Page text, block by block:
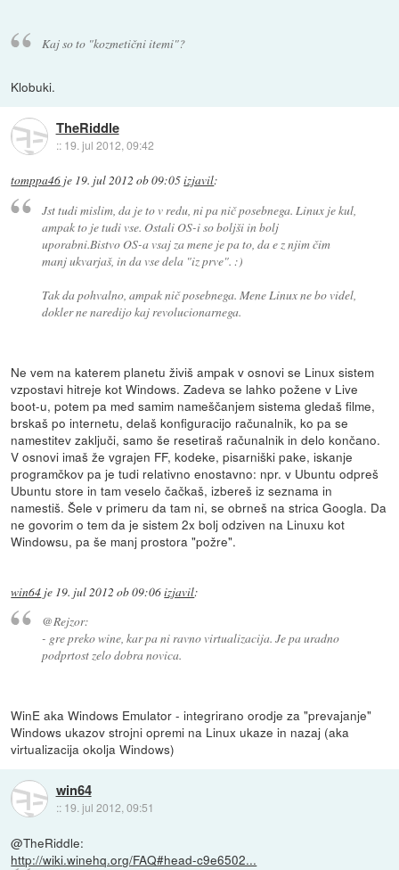
Kaj so to "kozmetični itemi"?
Klobuki.
TheRiddle
:: 19. jul 2012, 09:42
tomppa46 je 19. jul 2012 ob 09:05izjavil:
Jst tudi mislim, da je to v redu, ni pa nič posebnega. Linux je kul,
ampak to je tudi vse. Ostali OS-i so boljši in bolj
uporabni.Bistvo OS-a vsaj za mene je pa to, da e z njim čim
manj ukvarjaš, in da vse dela "iz prve". :)
Tak da pohvalno, ampak nič posebnega. Mene Linux ne bo videl,
dokler ne naredijo kaj revolucionarnega.
Ne vem na katerem planetu živiš ampak v osnovi se Linux sistem
vzpostavi hitreje kot Windows. Zadeva se lahko požene v Live
boot-u, potem pa med samim nameščanjem sistema gledaš filme,
brskaš po internetu, delaš konfiguracijo računalnik, ko pa se
namestitev zaključi, samo še resetiraš računalnik in delo končano.
V osnovi imaš že vgrajen FF, kodeke, pisarniški pake, iskanje
programčkov pa je tudi relativno enostavno: npr. v Ubuntu odpreš
Ubuntu store in tam veselo čačkaš, izbereš iz seznama in
namestiš. Šele v primeru da tam ni, se obrneš na strica Googla. Da
ne govorim o tem da je sistem 2x bolj odziven na Linuxu kot
Windowsu, pa še manj prostora "požre".
win64 je 19. jul 2012 ob 09:06izjavil:
@Rejzor:
- gre preko wine, kar pa ni ravno virtualizacija. Je pa uradno
podprtost zelo dobra novica.
WinE aka Windows Emulator - integrirano orodje za "prevajanje"
Windows ukazov strojni opremi na Linux ukaze in nazaj (aka
virtualizacija okolja Windows)
win64
:: 19. jul 2012, 09:51
@TheRiddle:
http://wiki.winehq.org/FAQ#head-c9e6502...